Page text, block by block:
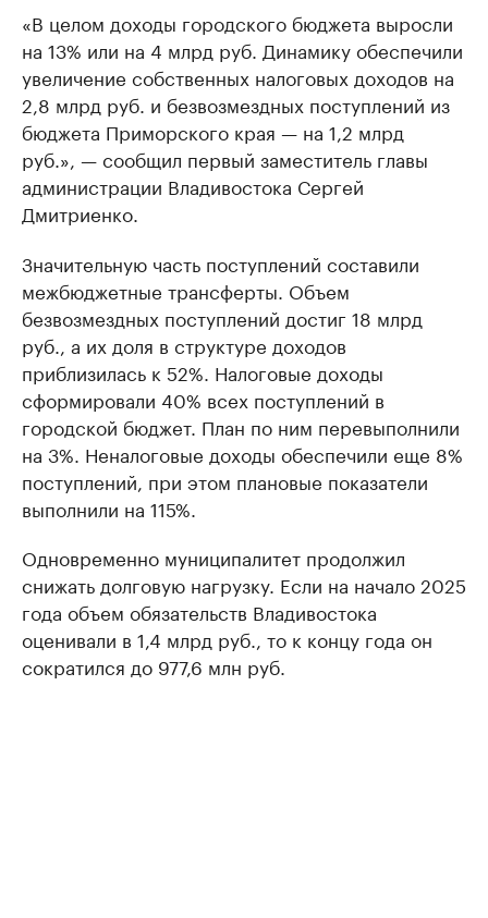
«В целом доходы городского бюджета выросли
на 13% или на 4 млрд руб. Динамику обеспечили
увеличение собственных налоговых доходов на
2,8 млрд руб. и безвозмездных поступлений из
бюджета Приморского края — на 1,2 млрд
руб.», — сообщил первый заместитель главы
администрации Владивостока Сергей
Дмитриенко.
Значительную часть поступлений составили
межбюджетные трансферты. Объем
безвозмездных поступлений достиг 18 млрд
руб., а их доля в структуре доходов
приблизилась к 52%. Налоговые доходы
сформировали 40% всех поступлений в
городской бюджет. План по ним перевыполнили
на 3%. Неналоговые доходы обеспечили еще 8%
поступлений, при этом плановые показатели
выполнили на 115%.
Одновременно муниципалитет продолжил
снижать долговую нагрузку. Если на начало 2025
года объем обязательств Владивостока
оценивали в 1,4 млрд руб., то к концу года он
сократился до 977,6 млн руб.